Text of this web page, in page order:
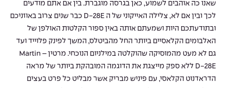
שאנו כה אוהבים לשמוע, כאן בגרסה מוגברת. בין אם אתם מודעים
לכך ובין אם לא, צלילה האייקוני של ה D-28E כבר שנים צרוב באוזניכם
ובתודעתכם היות ושמעתם אותה באין ספור הקלטות האולפן של
האלבומים הקלאסיים ביותר החל מהביטלס, המשך לפינק פלוייד ועד
גם לא מעט מהמוסיקה שהוקלטה במילניום הנוכחי. מרטין – Martin
D-28E ללא ספק מייצגת את הדוגמה המובהקת ביותר של מראה
הדראדנוט הקלאסי, עם פיניש מבריק אשר מבליט כל פרט בעצים